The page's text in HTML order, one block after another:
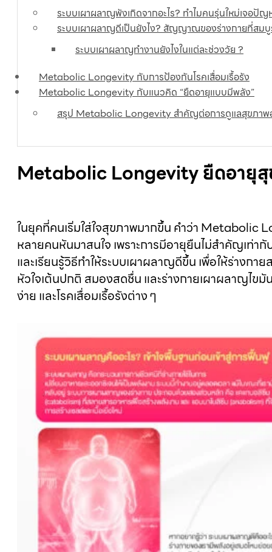
ระบบเผาผลาญพังเกิดจากอะไร? ทำไมคนรุ่นใหม่เจอปั
ระบบเผาผลาญดีเป็นยังไง? สัญญาณของร่างกายที่สม
ระบบเผาผลาญทํางานยังไงในแต่ละช่วงวัย ?
Metabolic Longevity กับการป้องกันโรคเสื่อมเรื้อรัง
Metabolic Longevity กับแนวคิด “ยืดอายุแบบมีพลัง”
สรุป Metabolic Longevity สำคัญต่อการดูแลสุขภาพ
Metabolic Longevity ยืดอายุ
ในยุคที่คนเริ่มใส่ใจสุขภาพมากขึ้น คำว่า Metabolic
หลายคนหันมาสนใจ เพราะการมีอายุยืนไม่สำคัญเท่
และเรียนรู้วิธีทําให้ระบบเผาผลาญดีขึ้นเพื่อให้ร่างกา
หัวใจเต้นปกติ สมองสดชื่น และร่างกายเผาผลาญไข
ง่าย และโรคเสื่อมเรื้อรังต่าง ๆ